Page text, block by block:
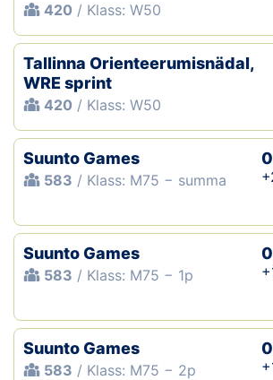
420 / Klass: W50
Tallinna Orienteerumisnädal,
WRE sprint
420 / Klass: W50
Suunto Games
583 / Klass: M75 − summa
Suunto Games
583 / Klass: M75 − 1p
Suunto Games
583 / Klass: M75 − 2p